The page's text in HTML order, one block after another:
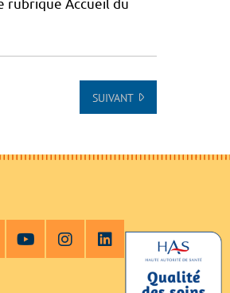
rubrique Accueil du
SUIVANT